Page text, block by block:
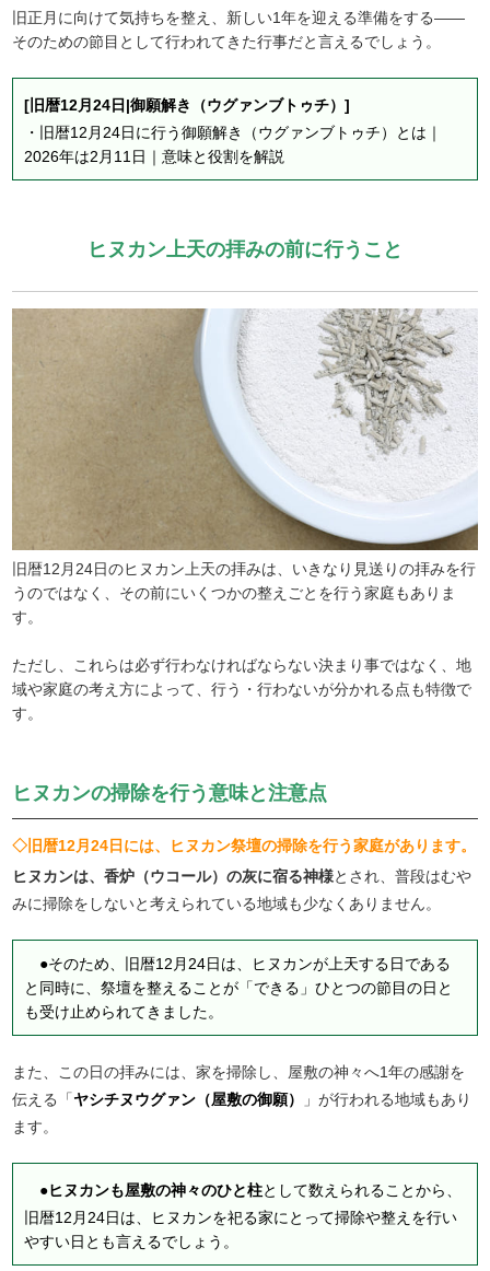
旧正月に向けて気持ちを整え、新しい1年を迎える準備をする――
そのための節目として行われてきた行事だと言えるでしょう。
[旧暦12月24日|御願解き（ウグァンブトゥチ）]
・
旧暦12月24日に行う御願解き（ウグァンブトゥチ）とは｜
2026年は2月11日｜意味と役割を解説
ヒヌカン上天の拝みの前に行うこと
旧暦12月24日のヒヌカン上天の拝みは、いきなり見送りの拝みを行
うのではなく、その前にいくつかの整えごとを行う家庭もありま
す。
ただし、これらは必ず行わなければならない決まり事ではなく、地
域や家庭の考え方によって、行う・行わないが分かれる点も特徴で
す。
ヒヌカンの掃除を行う意味と注意点
◇旧暦12月24日には、ヒヌカン祭壇の掃除を行う家庭があります。
ヒヌカンは、香炉（ウコール）の灰に宿る神様とされ、普段はむや
みに掃除をしないと考えられている地域も少なくありません。
●そのため、旧暦12月24日は、ヒヌカンが上天する日である
と同時に、祭壇を整えることが「できる」ひとつの節目の日と
も受け止められてきました。
また、この日の拝みには、家を掃除し、屋敷の神々へ1年の感謝を
伝える「ヤシチヌウグァン（屋敷の御願）
」が行われる地域もあり
ます。
●ヒヌカンも屋敷の神々のひと柱として数えられることから、
旧暦12月24日は、ヒヌカンを祀る家にとって掃除や整えを行い
やすい日とも言えるでしょう。